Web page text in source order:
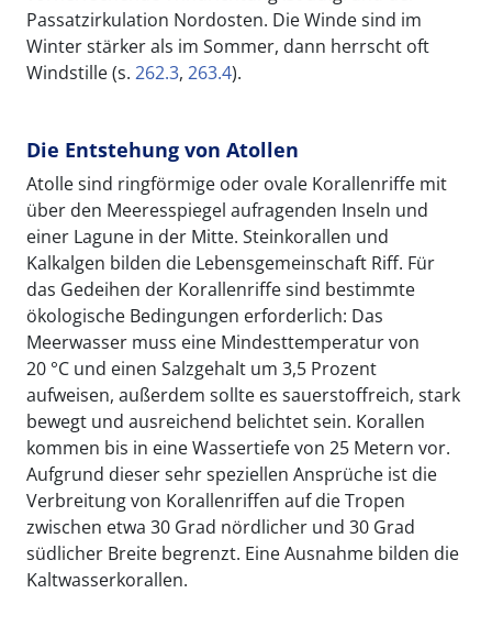
Passatzirkulation Nordosten. Die Winde sind im
Winter stärker als im Sommer, dann herrscht oft
Windstille (s. 262.3, 263.4).
Die Entstehung von Atollen
Atolle sind ringförmige oder ovale Korallenriffe mit
über den Meeresspiegel aufragenden Inseln und
einer Lagune in der Mitte. Steinkorallen und
Kalkalgen bilden die Lebensgemeinschaft Riff. Für
das Gedeihen der Korallenriffe sind bestimmte
ökologische Bedingungen erforderlich: Das
Meerwasser muss eine Mindesttemperatur von
20 °C und einen Salzgehalt um 3,5 Prozent
aufweisen, außerdem sollte es sauerstoffreich, stark
bewegt und ausreichend belichtet sein. Korallen
kommen bis in eine Wassertiefe von 25 Metern vor.
Aufgrund dieser sehr speziellen Ansprüche ist die
Verbreitung von Korallenriffen auf die Tropen
zwischen etwa 30 Grad nördlicher und 30 Grad
südlicher Breite begrenzt. Eine Ausnahme bilden die
Kaltwasserkorallen.